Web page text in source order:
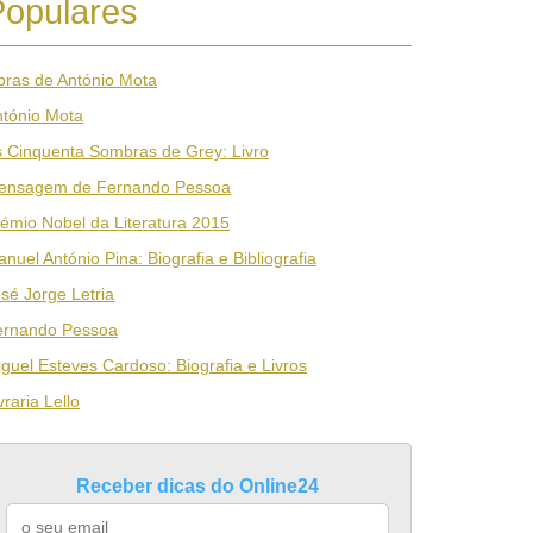
de António Mota
Mota
Cinquenta Sombras de Grey: Livro
de Fernando Pessoa
Nobel da Literatura 2015
António Pina: Biografia e Bibliografia
Jorge Letria
Pessoa
Esteves Cardoso: Biografia e Livros
Lello
Receber dicas do Online24